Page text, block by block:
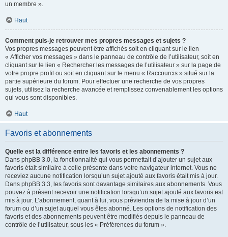
un membre ».
Haut
Comment puis-je retrouver mes propres messages et sujets ?
Vos propres messages peuvent être affichés soit en cliquant sur le lien
« Afficher vos messages » dans le panneau de contrôle de l’utilisateur, soit en
cliquant sur le lien « Rechercher les messages de l’utilisateur » sur la page de
votre propre profil ou soit en cliquant sur le menu « Raccourcis » situé sur la
partie supérieure du forum. Pour effectuer une recherche de vos propres
sujets, utilisez la recherche avancée et remplissez convenablement les options
qui vous sont disponibles.
Haut
Favoris et abonnements
Quelle est la différence entre les favoris et les abonnements ?
Dans phpBB 3.0, la fonctionnalité qui vous permettait d’ajouter un sujet aux
favoris était similaire à celle présente dans votre navigateur internet. Vous ne
receviez aucune notification lorsqu’un sujet ajouté aux favoris était mis à jour.
Dans phpBB 3.3, les favoris sont davantage similaires aux abonnements. Vous
pouvez à présent recevoir une notification lorsqu’un sujet ajouté aux favoris est
mis à jour. L’abonnement, quant à lui, vous préviendra de la mise à jour d’un
forum ou d’un sujet auquel vous êtes abonné. Les options de notification des
favoris et des abonnements peuvent être modifiés depuis le panneau de
contrôle de l’utilisateur, sous les « Préférences du forum ».